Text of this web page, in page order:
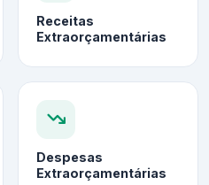
Receitas
Extraorçamentárias
Despesas
Extraorçamentárias